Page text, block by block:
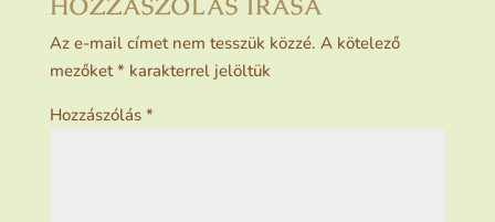
HOZZÁSZÓLÁS ÍRÁSA
Az e-mail címet nem tesszük közzé. A kötelező
mezőket* karakterrel jelöltük
Hozzászólás *